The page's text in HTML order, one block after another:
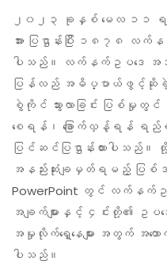
၂၀၂၃ ခုနှစ် မေလ ၁၁
အား ပြဌာန်းပြီး ၁၈၇၈ လ
ပါသည်။ လက်နက်ဥပဒေ အသစ်
ပြန်လည် အဓိပ္ပာယ်ဖွင့်ဆိုခဲ့ပ
စွဲကိုင် သွားလာခြင်း ပြစ်မှုတွင်
စေရန်၊ ခြောက်လှန့်ရန် ရ
ပြင်ဆင်ပြဌာန်းထားပါသ
အနည်းဆုံးချမှတ်ရမည့် ပြစ်ဒ
PowerPoint တွင် လက်နက်ဥပ
အချက်များနှင့် ၄င်းတို့၏ ဥပဒ
အမှုလိုက်ရှေ့နေများ အတွက် အထ
ပါသည်။